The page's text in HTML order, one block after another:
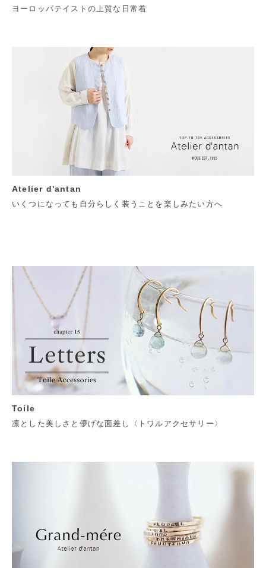
ヨーロッパテイストの上質な日常着
Atelier d'antan
いくつになっても自分らしく装うことを楽しみたい方へ
Toile
凛とした美しさと儚げな面差し〈トワルアクセサリー〉